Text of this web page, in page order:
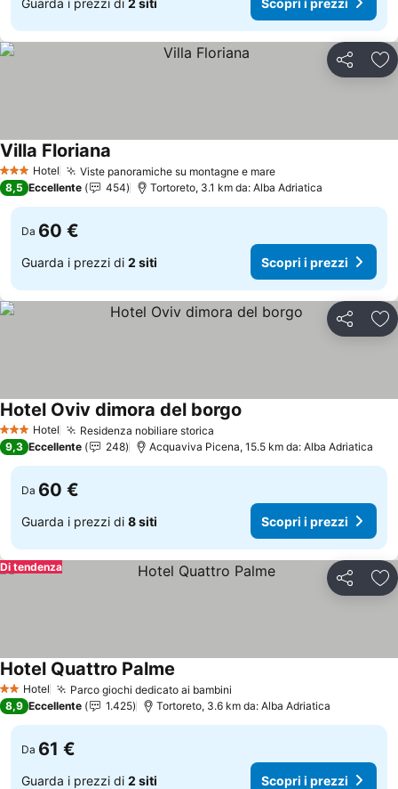
Condividi
3 StelleHotel Viste panoramiche su montagne e mare
Villa Floriana
8,5 Eccellente 454 Tortoreto, 3.1 km da: Alba Adriatica
Da 60 €
Guarda i prezzi di 2 siti Scopri i prezzi
Condividi
3 StelleHotel Residenza nobiliare storica
Hotel Oviv dimora del borgo
9,3 Eccellente 248 Acquaviva Picena, 15.5 km da: Alba Adriatica
Da 60 €
Guarda i prezzi di 8 siti Scopri i prezzi
Condividi
Di tendenza
2 StelleHotel Parco giochi dedicato ai bambini
Hotel Quattro Palme
8,9 Eccellente 1.425 Tortoreto, 3.6 km da: Alba Adriatica
Da 61 €
Guarda i prezzi di 2 siti Scopri i prezzi